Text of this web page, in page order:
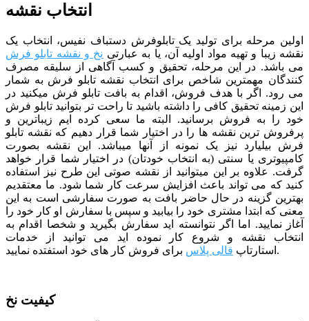
انتخاب نقشه
اولین مرحله برای تولید یک تابلوفرش دستباف نفیس، انتخاب یک
نقشه زیبا و تهیه مواد اولیه آن، یا به عبارتی نخ و نقشه تابلو فرش
می باشد. در این مرحله، تحقیق و کسب آگاهی از سلیقه مصرف
کنندگان مهمترین شاخص برای انتخاب نقشه تابلو فرش به شمار
می رود. اگر با هدف فروش، اقدام به بافت تابلو فرش میکنید در
این زمینه تحقیق کافی را داشته باشید تا راحت تر بتوانید تابلو فرش
خود را به فروش برسانید. البته ما سعی کرده ایم زیباترین و
پرفروش ترین نقشه ها را در اختیار شما قرار دهیم که نقشه تابلو
فرش بیلیارد نیز یک نمونه از آنها میباشد. این نقشه بصورت
کامپیوتری یا سنتی (به انتخاب خودتان) در اختیار شما قرار خواهد
گرفت. علاوه بر این میتوانید از نقشه صوتی این طرح نیز استفاده
کنید که می تواند باعث افزایش سرعت کار شما شود. ما معتقدیم
بهترین گزینه در حال حاضر بافت به صورت سفارشی است به این
معنی که ابتدا مشتری خود را بیابید و سپس با سفارش او کار خود را
آغاز نمایید. اما اگر نتوانسته اید سفارش بگیرید و شخصا اقدام به
انتخاب نقشه و شروع کار نموده اید می توانید از خدمات
استارتاپ قالی پلاس برای فروش کار های خود استفتده نمایید.
کیفیت نخ